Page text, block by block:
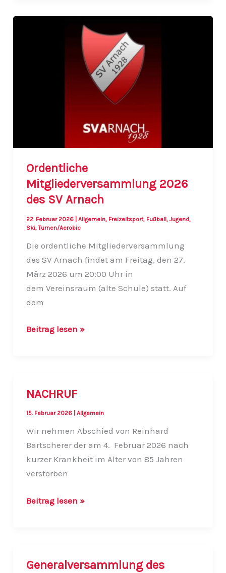
im
Ordentliche
Mitgliederversammlung 2026
des SV Arnach
22. Februar 2026 Allgemein, Freizeitsport, Fußball, Jugend,
Ski,Turnen/Aerobic
Die ordentliche Mitgliederversammlung
des SV Arnach findet am Freitag, den 27.
März 2026 um 20:00 Uhr in
dem Vereinsraum (alte Schule) statt. Auf
dem
Ordentliche
Arnach
Beitrag lesen »
NACHRUF
15. Februar 2026 Allgemein
Wir nehmen Abschied von Reinhard
Bartscherer der am 4. Februar 2026 nach
kurzer Krankheit im Alter von 85 Jahren
verstorben
NACHRUF
Beitrag lesen »
Generalversammlung des